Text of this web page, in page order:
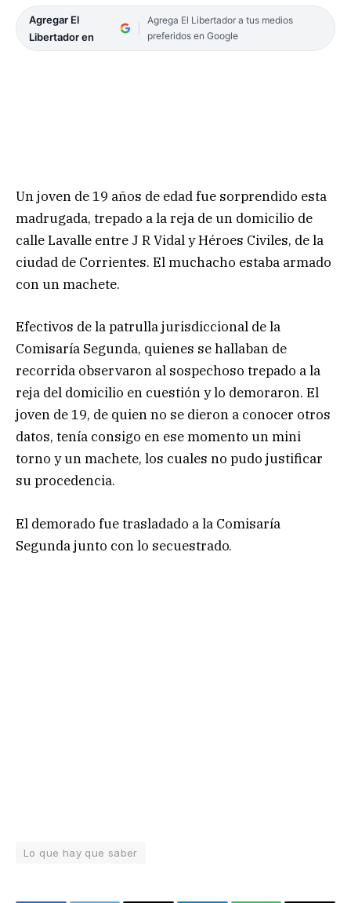
Agregar El
Libertador en
Agrega El Libertador a tus medios
preferidos en Google
Un joven de 19 años de edad fue sorprendido esta
madrugada, trepado a la reja de un domicilio de
calle Lavalle entre J R Vidal y Héroes Civiles, de la
ciudad de Corrientes. El muchacho estaba armado
con un machete.
Efectivos de la patrulla jurisdiccional de la
Comisaría Segunda, quienes se hallaban de
recorrida observaron al sospechoso trepado a la
reja del domicilio en cuestión y lo demoraron. El
joven de 19, de quien no se dieron a conocer otros
datos, tenía consigo en ese momento un mini
torno y un machete, los cuales no pudo justificar
su procedencia.
El demorado fue trasladado a la Comisaría
Segunda junto con lo secuestrado.
Lo que hay que saber